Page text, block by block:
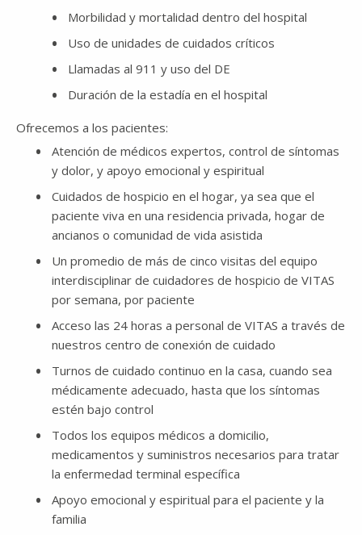
Morbilidad y mortalidad dentro del hospital
Uso de unidades de cuidados críticos
Llamadas al 911 y uso del DE
Duración de la estadía en el hospital
Ofrecemos a los pacientes:
Atención de médicos expertos, control de síntomas
y dolor, y apoyo emocional y espiritual
Cuidados de hospicio en el hogar, ya sea que el
paciente viva en una residencia privada, hogar de
ancianos o comunidad de vida asistida
Un promedio de más de cinco visitas del equipo
interdisciplinar de cuidadores de hospicio de VITAS
por semana, por paciente
Acceso las 24 horas a personal de VITAS a través de
nuestros centro de conexión de cuidado
Turnos de cuidado continuo en la casa, cuando sea
médicamente adecuado, hasta que los síntomas
estén bajo control
Todos los equipos médicos a domicilio,
medicamentos y suministros necesarios para tratar
la enfermedad terminal específica
Apoyo emocional y espiritual para el paciente y la
familia